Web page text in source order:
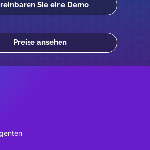
Sie eine Demo
Preise ansehen